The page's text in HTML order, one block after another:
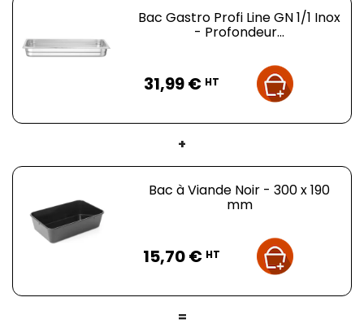
Bac Gastro Profi Line GN 1/1 Inox
- Profondeur...
31,99 € HT
+
Bac à Viande Noir - 300 x 190
mm
15,70 € HT
=